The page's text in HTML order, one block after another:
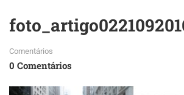
Comentários
0 Comentários